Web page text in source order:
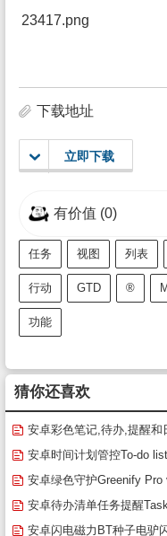
下载地址
立即下载
有价值 (0)
任务 视图 列表
行动 GTD ®
功能
猜你还喜欢
安卓彩色笔记,待办,提醒和
版 安卓时间计划管控To-do
(todolist下载安卓)
安卓绿色守护Greenify Pro
安卓待办清单任务提醒
安卓闪电磁力BT种子电驴